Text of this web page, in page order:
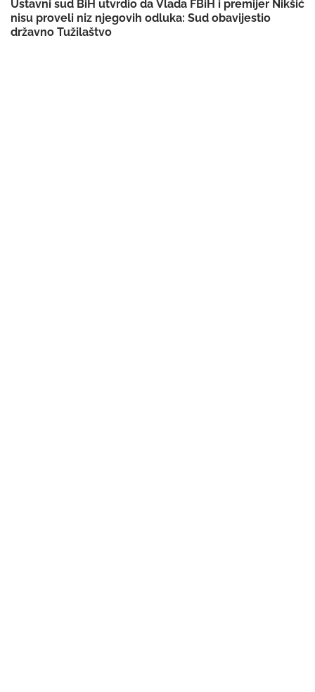
Ustavni sud BiH utvrdio da Vlada FBiH i premijer Nikšić
nisu proveli niz njegovih odluka: Sud obavijestio
državno Tužilaštvo